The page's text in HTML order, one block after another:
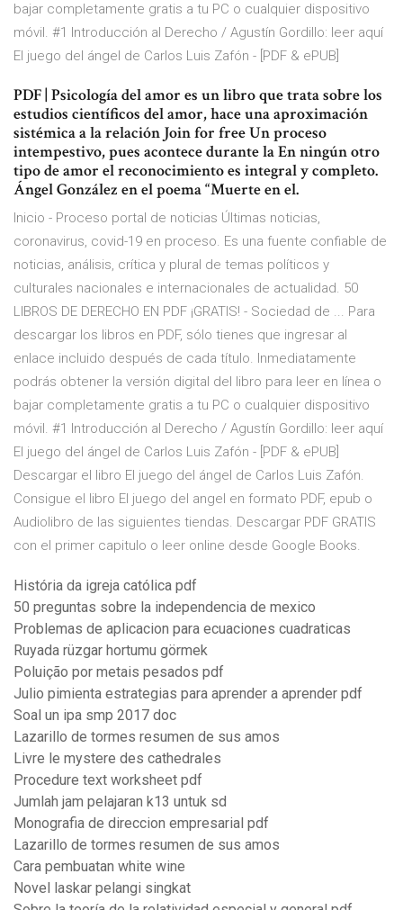
bajar completamente gratis a tu PC o cualquier dispositivo
móvil. #1 Introducción al Derecho / Agustín Gordillo: leer aquí
El juego del ángel de Carlos Luis Zafón - [PDF & ePUB]
PDF | Psicología del amor es un libro que trata sobre los
estudios científicos del amor, hace una aproximación
sistémica a la relación Join for free Un proceso
intempestivo, pues acontece durante la En ningún otro
tipo de amor el reconocimiento es integral y completo.
Ángel González en el poema “Muerte en el.
Inicio - Proceso portal de noticias Últimas noticias,
coronavirus, covid-19 en proceso. Es una fuente confiable de
noticias, análisis, crítica y plural de temas políticos y
culturales nacionales e internacionales de actualidad. 50
LIBROS DE DERECHO EN PDF ¡GRATIS! - Sociedad de ... Para
descargar los libros en PDF, sólo tienes que ingresar al
enlace incluido después de cada título. Inmediatamente
podrás obtener la versión digital del libro para leer en línea o
bajar completamente gratis a tu PC o cualquier dispositivo
móvil. #1 Introducción al Derecho / Agustín Gordillo: leer aquí
El juego del ángel de Carlos Luis Zafón - [PDF & ePUB]
Descargar el libro El juego del ángel de Carlos Luis Zafón.
Consigue el libro El juego del angel en formato PDF, epub o
Audiolibro de las siguientes tiendas. Descargar PDF GRATIS
con el primer capitulo o leer online desde Google Books.
História da igreja católica pdf
50 preguntas sobre la independencia de mexico
Problemas de aplicacion para ecuaciones cuadraticas
Ruyada rüzgar hortumu görmek
Poluição por metais pesados pdf
Julio pimienta estrategias para aprender a aprender pdf
Soal un ipa smp 2017 doc
Lazarillo de tormes resumen de sus amos
Livre le mystere des cathedrales
Procedure text worksheet pdf
Jumlah jam pelajaran k13 untuk sd
Monografia de direccion empresarial pdf
Lazarillo de tormes resumen de sus amos
Cara pembuatan white wine
Novel laskar pelangi singkat